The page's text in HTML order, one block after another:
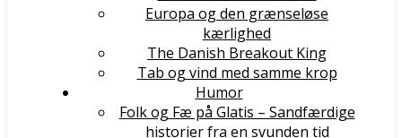
Europa og den grænseløse
kærlighed
The Danish Breakout King
Tab og vind med samme krop
Humor
Folk og Fæ på Glatis – Sandfærdige
historier fra en svunden tid